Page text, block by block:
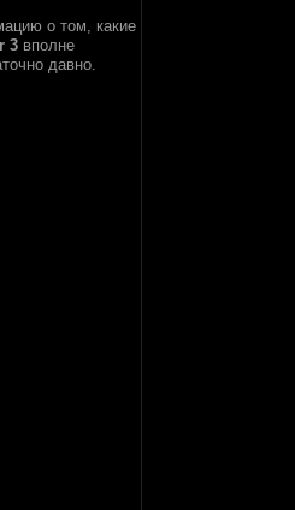
о том, какие
3 вполне
давно.